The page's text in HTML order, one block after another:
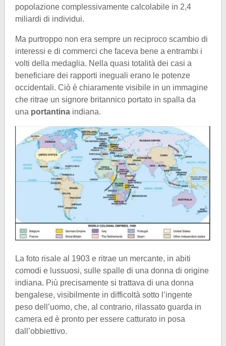
popolazione complessivamente calcolabile in 2,4
miliardi di individui.
Ma purtroppo non era sempre un reciproco scambio di
interessi e di commerci che faceva bene a entrambi i
volti della medaglia. Nella quasi totalità dei casi a
beneficiare dei rapporti ineguali erano le potenze
occidentali. Ciò è chiaramente visibile in un immagine
che ritrae un signore britannico portato in spalla da
una portantina indiana.
La foto risale al 1903 e ritrae un mercante, in abiti
comodi e lussuosi, sulle spalle di una donna di origine
indiana. Più precisamente si trattava di una donna
bengalese, visibilmente in difficoltà sotto l’ingente
peso dell’uomo, che, al contrario, rilassato guarda in
camera ed è pronto per essere catturato in posa
dall’obbiettivo.